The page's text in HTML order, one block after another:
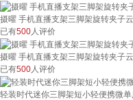
摄曜 手机直播支架三脚架旋转夹子
已有500人评价
摄曜 手机直播支架三脚架旋转夹子
已有500人评价
轻装时代迷你三脚架短小轻便携微